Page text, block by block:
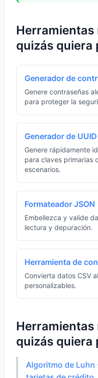
Herramientas
quizás quiera
Generador de
Genere contraseñas
para proteger la
Generador de UUID
Genere rápidamente
para claves primarias
escenarios.
Formateador JSON
Embellezca y valide
lectura y depuración.
Herramienta de
Convierta datos CSV
personalizables.
Herramientas
quizás quiera
Algoritmo de Luhn